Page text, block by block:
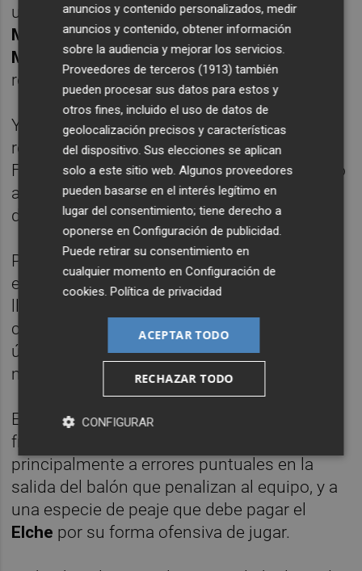
un excelente nivel, comoJuan Francisco
Martínez 'Nino', Pablo Hervías o Javier
Matilla,a los que se ha sumado
recientemente Álex Fernández.
Y eso a pesar de que dos de los principales
referentes ofensivos, como Guillermo
Fernández o Eldin Hadzic aún no han podido
aportar lo que se esperaba de ellos por falta
de acierto y lesiones, respectivamente.
Por el contrario, el punto débil del equipo
está en su sistema defensivo, que le ha
categoría y el conjunto ilicitano de las
últimas diez temporadas en Segunda que
más tantos ha recibido.
El entrenador y los jugadores achacan la
fragilidad defensiva a varios motivos, pero
principalmente a errores puntuales en la
salida del balón que penalizan al equipo, y a
una especie de peaje que debe pagar el
Elche por su forma ofensiva de jugar.
anuncios y contenido personalizados, medir
anuncios y contenido, obtener información
sobre la audiencia y mejorar los servicios.
Proveedores de terceros (1913) también
pueden procesar sus datos para estos y
otros fines, incluido el uso de datos de
geolocalización precisos y características
del dispositivo. Sus elecciones se aplican
solo a este sitio web. Algunos proveedores
pueden basarse en el interés legítimo en
lugar del consentimiento; tiene derecho a
oponerse enConfiguración de publicidad
Puede retirar su consentimiento en
cualquier momento enConfiguración de
cookies .Política de privacidad
ACEPTAR TODO
RECHAZAR TODO
CONFIGURAR